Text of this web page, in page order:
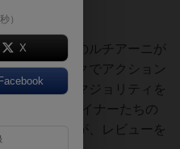
デザイナーのルチアーニが
裏にディスクでアクション
る都市でのマジョリティを
。好きなデザイナーたちの
していますが、レビューを
）
X
Facebook